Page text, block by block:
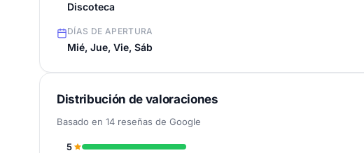
Discoteca
DÍAS DE APERTURA
Mié, Jue, Vie, Sáb
Distribución de valoraciones
Basado en 14 reseñas de Google
5